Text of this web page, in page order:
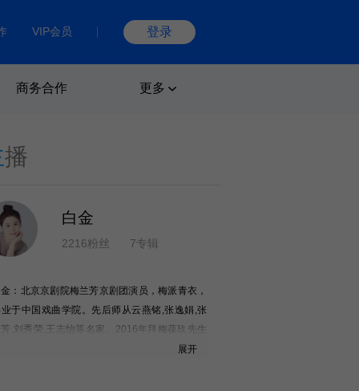
VIP会员 登录
商务合作 更多
播
白金
2216粉丝 7专辑
：北京京剧院梅兰芳京剧团演员，梅派青衣，
于中国戏曲学院。先后师从云燕铭,张逸娟,张
,刘秀荣,王志怡等名家。2016年拜梅葆玖先生
。\\n2014年以全国第一名成绩考入北京京剧院
展开